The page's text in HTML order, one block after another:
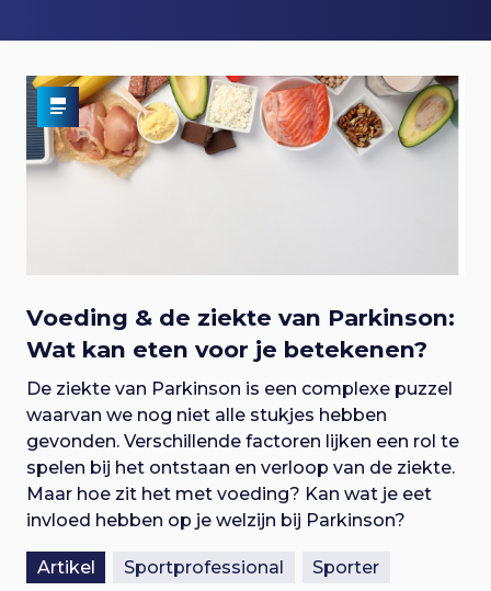
n
v
g
a
r
i
n
g
n
a
a
r
o
Voeding & de ziekte van Parkinson:
Wat kan eten voor je betekenen?
De ziekte van Parkinson is een complexe puzzel
waarvan we nog niet alle stukjes hebben
gevonden. Verschillende factoren lijken een rol te
spelen bij het ontstaan en verloop van de ziekte.
Maar hoe zit het met voeding? Kan wat je eet
invloed hebben op je welzijn bij Parkinson?
Artikel Sportprofessional
Sporter
a
t
i
a
v
i
t
e
o
g
g
e
a
v
i
g
a